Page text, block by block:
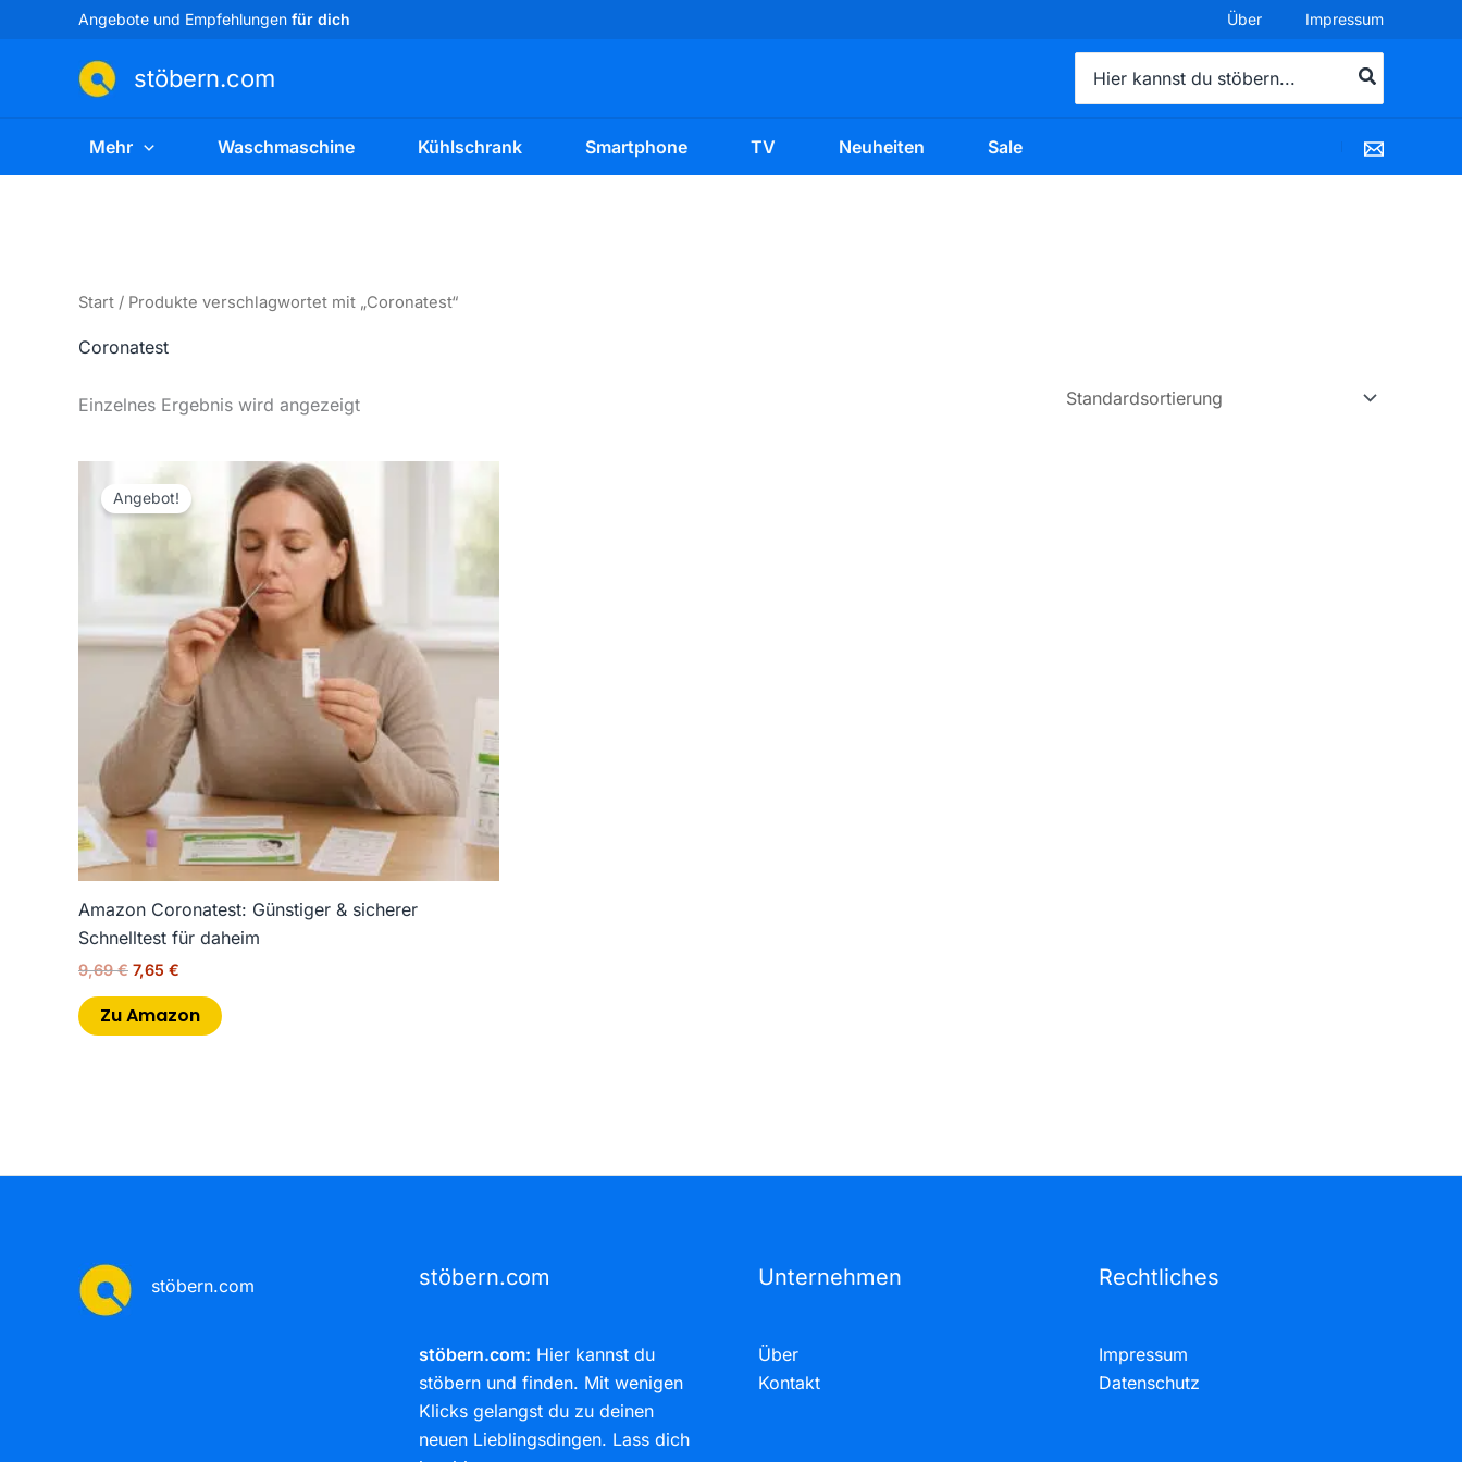
Angebote und Empfehlungen für dich Über Impressum
stöbern.com
for:
Mehr Waschmaschine Kühlschrank Smartphone TV Neuheiten Sale
Start / Produkte verschlagwortet mit „Coronatest“
Coronatest
Einzelnes Ergebnis wird angezeigt
Angebot!
Amazon Coronatest: Günstiger & sicherer
Schnelltest für daheim
9,69€
Preis
war:
7,65 €
Preis
ist:
7,65 €.
Zu Amazon
stöbern.com stöbern.com
stöbern.com: Hier kannst du
stöbern und finden. Mit wenigen
Klicks gelangst du zu deinen
neuen Lieblingsdingen. Lass dich
Unternehmen
Über
Kontakt
Rechtliches
Impressum
Datenschutz